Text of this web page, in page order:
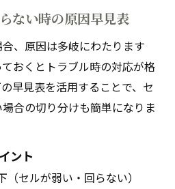
合に疑うべきバイクの部位
が始動不可の場合の対処法
くのにエンジンかからない
バイク始動できない原因
ない時のバッテリー電圧目
ない時の原因早見表
、原因は多岐にわたります
おくとトラブル時の対応が格
早見表を活用することで、セ
合の切り分けも簡単になりま
ント
セルが弱い・回らない）